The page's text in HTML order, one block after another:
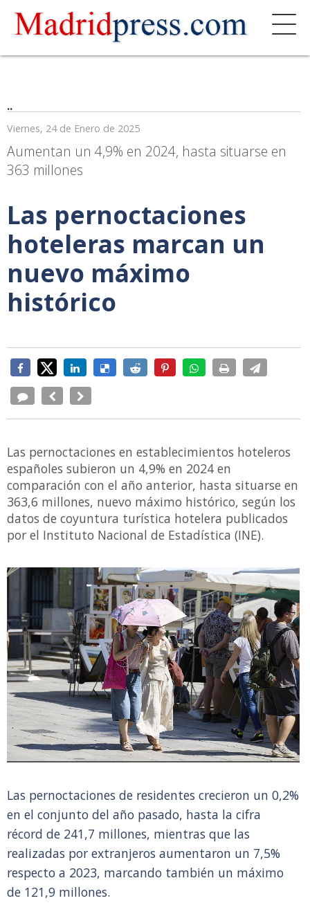
..
Viernes, 24 de Enero de 2025
Aumentan un 4,9% en 2024, hasta situarse en
363 millones
Las pernoctaciones
hoteleras marcan un
nuevo máximo
histórico
Las pernoctaciones en establecimientos hoteleros
españoles subieron un 4,9% en 2024 en
comparación con el año anterior, hasta situarse en
363,6 millones, nuevo máximo histórico, según los
datos de coyuntura turística hotelera publicados
por el Instituto Nacional de Estadística (INE).
Las pernoctaciones de residentes crecieron un 0,2%
en el conjunto del año pasado, hasta la cifra
récord de 241,7 millones, mientras que las
realizadas por extranjeros aumentaron un 7,5%
respecto a 2023, marcando también un máximo
de 121,9 millones.